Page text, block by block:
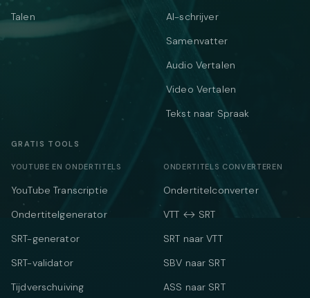
Talen
AI-schrijver
Samenvatter
Audio Vertalen
Video Vertalen
Tekst naar Spraak
GRATIS TOOLS
YOUTUBE EN ONDERTITELS
YouTube Transcriptie
Ondertitelgenerator
SRT-generator
SRT-validator
Tijdverschuiving
ONDERTITELS CONVERTEREN
Ondertitelconverter
VTT ↔ SRT
SRT naar VTT
SBV naar SRT
ASS naar SRT